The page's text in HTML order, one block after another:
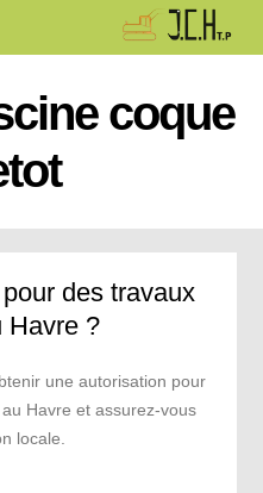
coque
des travaux
Havre ?
une autorisation pour
Havre et assurez-vous
locale.